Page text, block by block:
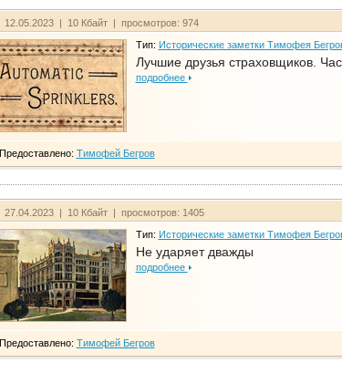
12.05.2023 | 10 Кбайт | просмотров: 974
Тип: Исторические заметки Тимофея
Лучшие друзья страховщиков.
подробнее
Предоставлено: Тимофей Бегров
27.04.2023 | 10 Кбайт | просмотров: 1405
Тип: Исторические заметки Тимофея
Не ударяет дважды
подробнее
Предоставлено: Тимофей Бегров